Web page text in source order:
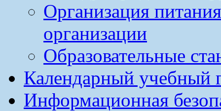
Организация
организации
Образовательные
Календарный учебный
Информационная